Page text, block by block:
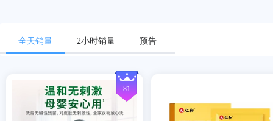
全天销量 2小时销量 预告
81